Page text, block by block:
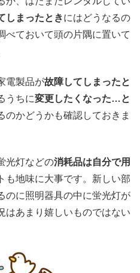
しまったときにはどうなるの
べておいて頭の片隅に置いて
電製品が故障してしまったと
うちに変更したくなった…と
のかどうかも確認しておきま
光灯などの消耗品は自分で用
も地味に大事です。新しい部
のに照明器具の中に蛍光灯が
あまり嬉しいものではない